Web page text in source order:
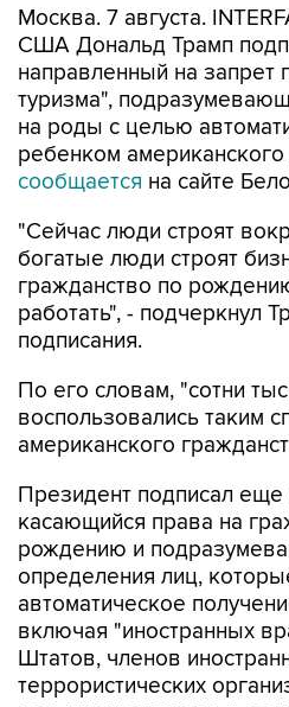
направленный на запрет
туризма",
на роды с целью
ребенком американского
сообщаетсяна сайте
"Сейчас люди строят
гражданство по
работать", - подчеркнул
подписания.
По его словам, "сотни
американского
Президент подписал еще
рождению и
определения лиц,
автоматическое
включая "иностранных
Штатов, членов
террористических
детьми дипломатов и
признанных